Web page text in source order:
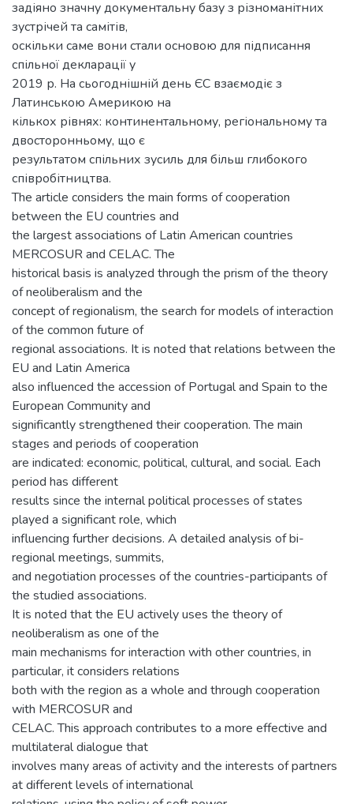
задіяно значну документальну базу з різноманітних
зустрічей та самітів,
оскільки саме вони стали основою для підписання
спільної декларації у
2019 р. На сьогоднішній день ЄС взаємодіє з
Латинською Америкою на
кількох рівнях: континентальному, регіональному та
двосторонньому, що є
результатом спільних зусиль для більш глибокого
співробітництва.
The article considers the main forms of cooperation
between the EU countries and
the largest associations of Latin American countries
MERCOSUR and СELAC. The
historical basis is analyzed through the prism of the theory
of neoliberalism and the
concept of regionalism, the search for models of interaction
of the common future of
regional associations. It is noted that relations between the
EU and Latin America
also influenced the accession of Portugal and Spain to the
European Community and
significantly strengthened their cooperation. The main
stages and periods of cooperation
are indicated: economic, political, cultural, and social. Each
period has different
results since the internal political processes of states
played a significant role, which
influencing further decisions. A detailed analysis of bi-
regional meetings, summits,
and negotiation processes of the countries-participants of
the studied associations.
It is noted that the EU actively uses the theory of
neoliberalism as one of the
main mechanisms for interaction with other countries, in
particular, it considers relations
both with the region as a whole and through cooperation
with MERCOSUR and
CELAC. This approach contributes to a more effective and
multilateral dialogue that
involves many areas of activity and the interests of partners
at different levels of international